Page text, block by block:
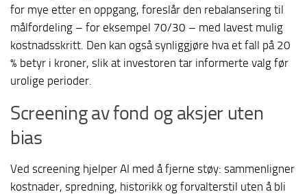
for mye etter en oppgang, foreslår den rebalansering til
målfordeling – for eksempel 70/30 – med lavest mulig
kostnadsskritt. Den kan også synliggjøre hva et fall på 20
% betyr i kroner, slik at investoren tar informerte valg før
urolige perioder.
Screening av fond og aksjer uten
bias
Ved screening hjelper AI med å fjerne støy: sammenligner
kostnader, spredning, historikk og forvalterstil uten å bli